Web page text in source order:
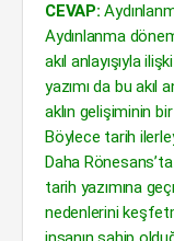
CEVAP:
Aydınlanma
akıl anlayışıyla
yazımı da bu akıl
aklın gelişiminin
Böylece tarih
Daha
tarih yazımına
nedenlerini